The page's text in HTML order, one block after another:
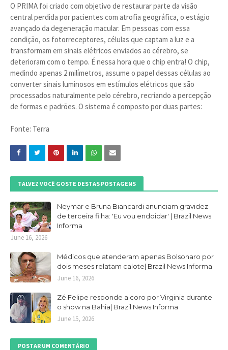
O PRIMA foi criado com objetivo de restaurar parte da visão
central perdida por pacientes com atrofia geográfica, o estágio
avançado da degeneração macular. Em pessoas com essa
condição, os fotorreceptores, células que captam a luz e a
transformam em sinais elétricos enviados ao cérebro, se
deterioram com o tempo. É nessa hora que o chip entra! O chip,
medindo apenas 2 milímetros, assume o papel dessas células ao
converter sinais luminosos em estímulos elétricos que são
processados naturalmente pelo cérebro, recriando a percepção
de formas e padrões. O sistema é composto por duas partes:
Fonte: Terra
TALVEZ VOCÊ GOSTE DESTAS POSTAGENS
Neymar e Bruna Biancardi anunciam gravidez
de terceira filha: 'Eu vou endoidar' | Brazil News
Informa
June 16, 2026
Médicos que atenderam apenas Bolsonaro por
dois meses relatam calote| Brazil News Informa
June 16, 2026
Zé Felipe responde a coro por Virginia durante
o show na Bahia| Brazil News Informa
June 15, 2026
POSTAR UM COMENTÁRIO